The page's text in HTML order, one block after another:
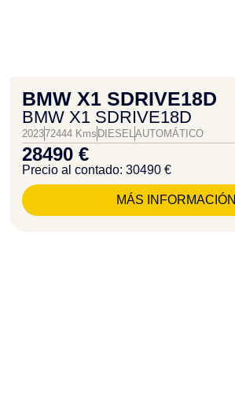
BMW X1 SDRIVE18D
BMW X1 SDRIVE18D
202372444 Kms DIESELAUTOMÁTICO
28490 €
Precio al contado: 30490 €
MÁS INFORMACIÓN